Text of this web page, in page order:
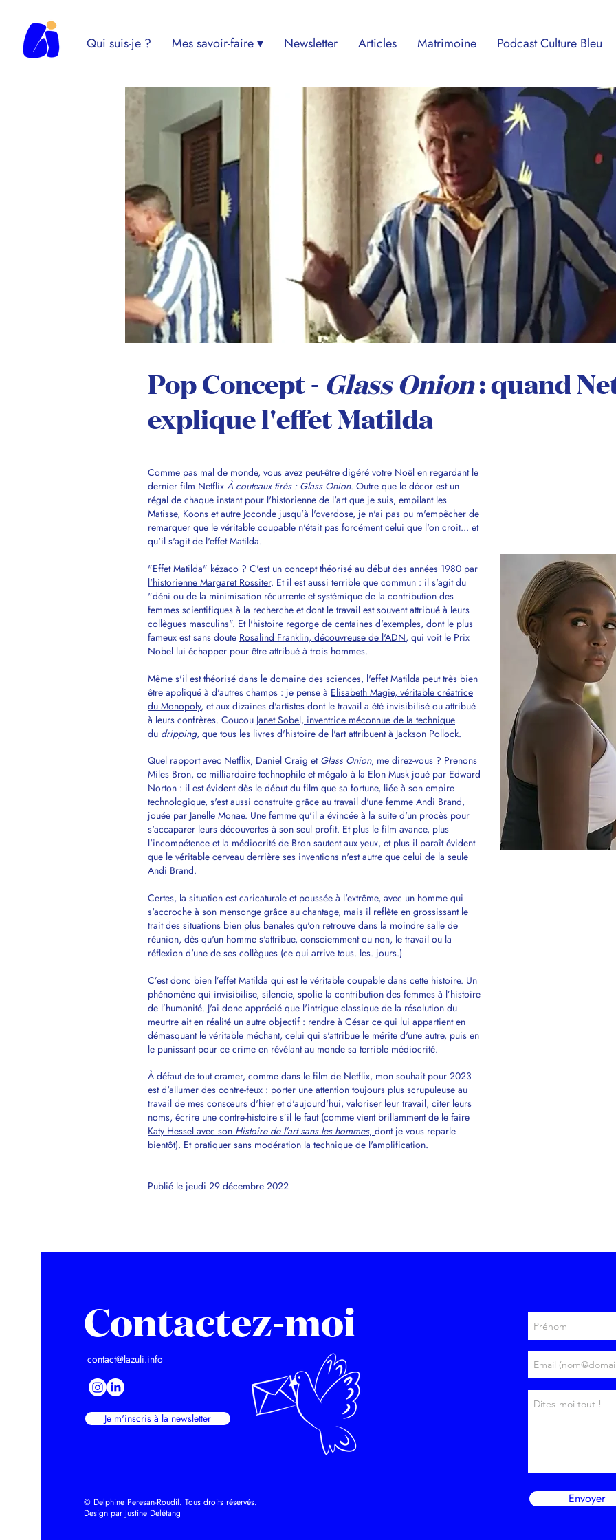
Qui suis-je ? Mes savoir-faire ▾ Newsletter Articles Matrimoine Podcast Culture Bleu
Pop Concept - Glass Onion: quand
explique l'effet Matilda
Comme pas mal de monde, vous avez peut-être digéré votre Noël en regardant le
dernier film Netflix À couteaux tirés : Glass Onion. Outre que le décor est un
régal de chaque instant pour l'historienne de l'art que je suis, empilant les
Matisse, Koons et autre Joconde jusqu'à l'overdose, je n'ai pas pu m'empêcher de
remarquer que le véritable coupable n'était pas forcément celui que l'on croit... et
qu'il s'agit de l'effet Matilda.
"Effet Matilda" kézaco ? C'est un concept théorisé au début des années 1980 par
l'historienne Margaret Rossiter. Et il est aussi terrible que commun : il s'agit du
"déni ou de la minimisation récurrente et systémique de la contribution des
femmes scientifiques à la recherche et dont le travail est souvent attribué à leurs
collègues masculins". Et l'histoire regorge de centaines d'exemples, dont le plus
fameux est sans doute Rosalind Franklin, découvreuse de l'ADN, qui voit le Prix
Nobel lui échapper pour être attribué à trois hommes.
Même s'il est théorisé dans le domaine des sciences, l'effet Matilda peut très bien
être appliqué à d'autres champs : je pense à Elisabeth Magie, véritable créatrice
du Monopoly, et aux dizaines d'artistes dont le travail a été invisibilisé ou attribué
à leurs confrères. Coucou Janet Sobel, inventrice méconnue de la technique
du dripping, que tous les livres d'histoire de l'art attribuent à Jackson Pollock.
Quel rapport avec Netflix, Daniel Craig et Glass Onion, me direz-vous ? Prenons
Miles Bron, ce milliardaire technophile et mégalo à la Elon Musk joué par Edward
Norton : il est évident dès le début du film que sa fortune, liée à son empire
technologique, s'est aussi construite grâce au travail d'une femme Andi Brand,
jouée par Janelle Monae. Une femme qu'il a évincée à la suite d'un procès pour
s'accaparer leurs découvertes à son seul profit. Et plus le film avance, plus
l'incompétence et la médiocrité de Bron sautent aux yeux, et plus il paraît évident
que le véritable cerveau derrière ses inventions n'est autre que celui de la seule
Andi Brand.
Certes, la situation est caricaturale et poussée à l'extrême, avec un homme qui
s'accroche à son mensonge grâce au chantage, mais il reflète en grossissant le
trait des situations bien plus banales qu'on retrouve dans la moindre salle de
réunion, dès qu'un homme s'attribue, consciemment ou non, le travail ou la
réflexion d'une de ses collègues (ce qui arrive tous. les. jours.)
C’est donc bien l’effet Matilda qui est le véritable coupable dans cette histoire. Un
phénomène qui invisibilise, silencie, spolie la contribution des femmes à l’histoire
de l’humanité. J'ai donc apprécié que l'intrigue classique de la résolution du
meurtre ait en réalité un autre objectif : rendre à César ce qui lui appartient en
démasquant le véritable méchant, celui qui s'attribue le mérite d'une autre, puis en
le punissant pour ce crime en révélant au monde sa terrible médiocrité.
À défaut de tout cramer, comme dans le film de Netflix, mon souhait pour 2023
est d'allumer des contre-feux : porter une attention toujours plus scrupuleuse au
travail de mes consœurs d'hier et d'aujourd'hui, valoriser leur travail, citer leurs
noms, écrire une contre-histoire s’il le faut (comme vient brillamment de le faire
Katy Hessel avec son Histoire de l’art sans les hommes, dont je vous reparle
bientôt). Et pratiquer sans modération la technique de l'amplification.
Publié le jeudi 29 décembre 2022
Contactez-moi
contact@lazuli.info
Je m'inscris à la newsletter
© Delphine Peresan-Roudil. Tous droits réservés.
Design par Justine Delétang
Envoyer